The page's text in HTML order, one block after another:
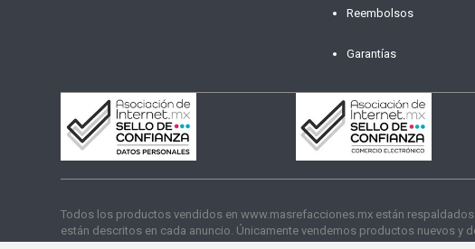
Reembolsos
Garantías
Todos los productos vendidos en www.masrefacciones.mx están
están descritos en cada anuncio. Únicamente vendemos productos nuevos y